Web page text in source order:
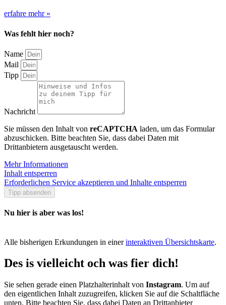
erfahre mehr »
Was fehlt hier noch?
Name
Mail
Tipp
Nachricht
Sie müssen den Inhalt von reCAPTCHA laden, um das Formular
abzuschicken. Bitte beachten Sie, dass dabei Daten mit
Drittanbietern ausgetauscht werden.
Mehr Informationen
Inhalt entsperren
Erforderlichen Service akzeptieren und Inhalte entsperren
Tipp absenden
Nu hier is aber was los!
Alle bisherigen Erkundungen in einerinteraktiven Übersichtskarte.
Des is vielleicht och was fier dich!
Sie sehen gerade einen Platzhalterinhalt von Instagram. Um auf
den eigentlichen Inhalt zuzugreifen, klicken Sie auf die Schaltfläche
unten. Bitte beachten Sie, dass dabei Daten an Drittanbieter